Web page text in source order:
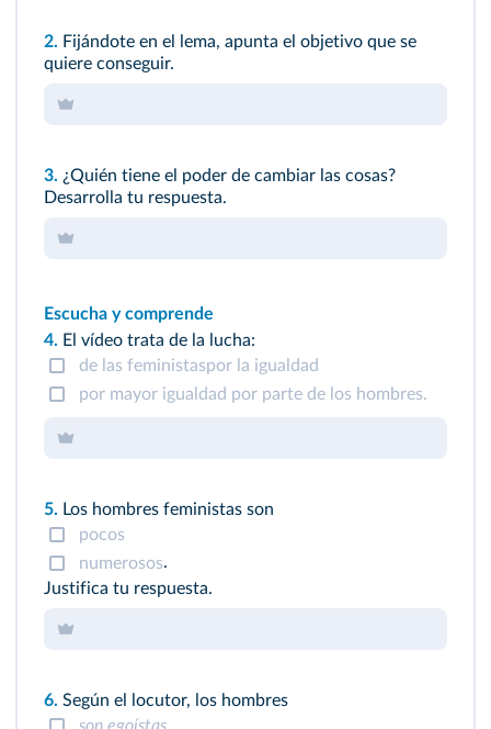
2. Fijándote en el lema, apunta el objetivo que se
quiere conseguir.
3. ¿Quién tiene el poder de cambiar las cosas?
Desarrolla tu respuesta.
Escucha y comprende
4. El vídeo trata de la lucha:
de las feministaspor la igualdad
por mayor igualdad por parte de los hombres.
5. Los hombres feministas son
pocos
numerosos.
Justifica tu respuesta.
6. Según el locutor, los hombres